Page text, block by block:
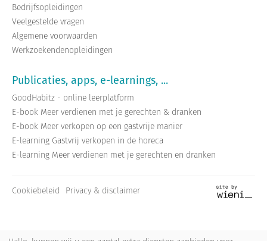
Bedrijfsopleidingen
Veelgestelde vragen
Algemene voorwaarden
Werkzoekendenopleidingen
Publicaties, apps, e-learnings, ...
GoodHabitz - online leerplatform
E-book Meer verdienen met je gerechten & dranken
E-book Meer verkopen op een gastvrije manier
E-learning Gastvrij verkopen in de horeca
E-learning Meer verdienen met je gerechten en dranken
Cookiebeleid Privacy & disclaimer
Site
by